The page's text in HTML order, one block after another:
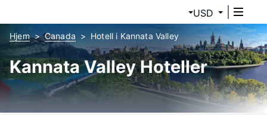
USD
Hjem Canada Hotell i Kannata Valley
Kannata Valley Hoteller